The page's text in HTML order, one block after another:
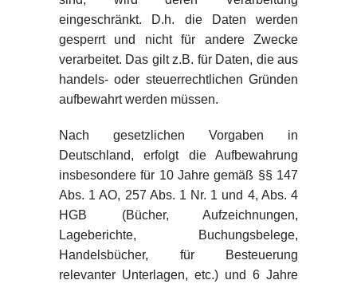
eingeschränkt. D.h. die Daten werden
gesperrt und nicht für andere Zwecke
verarbeitet. Das gilt z.B. für Daten, die aus
handels- oder steuerrechtlichen Gründen
aufbewahrt werden müssen.
Nach gesetzlichen Vorgaben in
Deutschland, erfolgt die Aufbewahrung
insbesondere für 10 Jahre gemäß §§ 147
Abs. 1 AO, 257 Abs. 1 Nr. 1 und 4, Abs. 4
HGB (Bücher, Aufzeichnungen,
Lageberichte, Buchungsbelege,
Handelsbücher, für Besteuerung
relevanter Unterlagen, etc.) und 6 Jahre